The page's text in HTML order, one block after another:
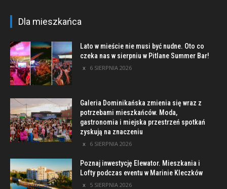
Dla mieszkańca
Lato w mieście nie musi być nudne. Oto co
czeka nas w sierpniu w Pitlane Summer Bar!
6 SIERPNIA 2026
Galeria Dominikańska zmienia się wraz z
potrzebami mieszkańców. Moda,
gastronomia i miejska przestrzeń spotkań
zyskują na znaczeniu
6 SIERPNIA 2026
Poznaj inwestycję Elewator. Mieszkania i
Lofty podczas eventu w Marinie Kleczków
5 SIERPNIA 2026